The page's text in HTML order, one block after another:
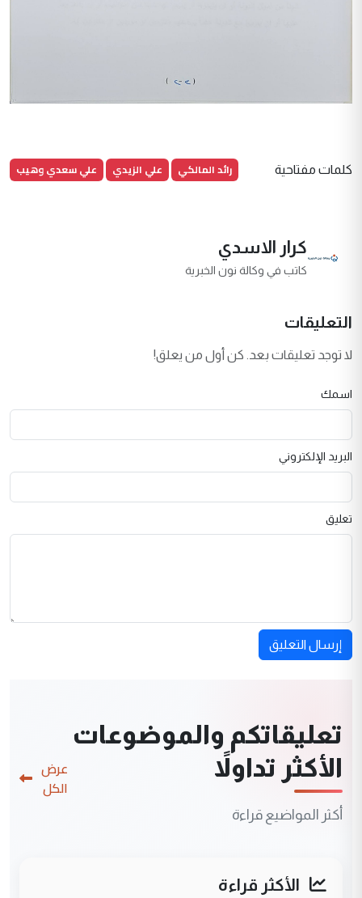
كلمات مفتاحية رائد المالكي علي الزيدي علي سعدي وهيب
كرار الاسدي
كاتب في وكالة نون الخبرية
التعليقات
لا توجد تعليقات بعد. كن أول من يعلق!
اسمك
البريد الإلكتروني
تعليق
إرسال التعليق
تعليقاتكم والموضوعات
الأكثر تداولاً
أكثر المواضيع قراءة
عرض
الكل
الأكثر قراءة